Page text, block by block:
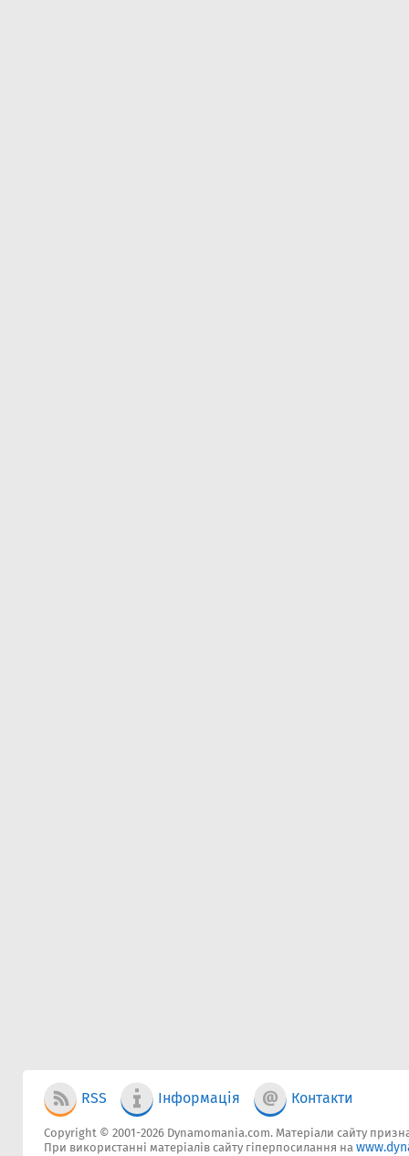
RSS Інформація Контакти
Copyright © 2001-2026 Dynamomania.com. Матеріали сайту
При використанні матеріалів сайту гіперпосилання на